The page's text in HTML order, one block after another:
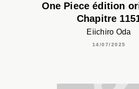
One Piece édition
Chapitre
Eiichiro Oda
14/07/2025